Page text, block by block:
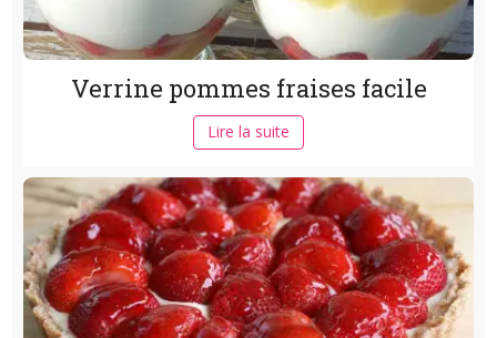
Verrine pommes fraises facile
Lire la suite